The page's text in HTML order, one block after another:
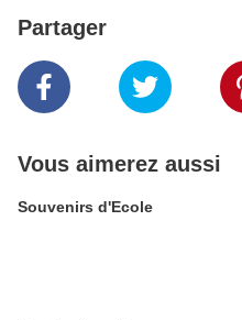
Partager
Vous aimerez aussi
Souvenirs d'Ecole